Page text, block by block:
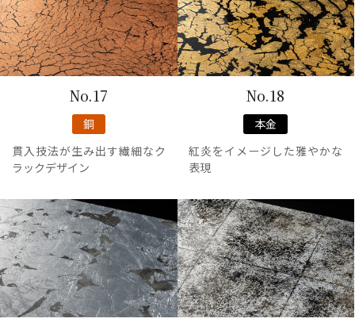
No.17
銅
貫入技法が生み出す繊細なク
ラックデザイン
No.18
本金
紅炎をイメージした雅やかな
表現